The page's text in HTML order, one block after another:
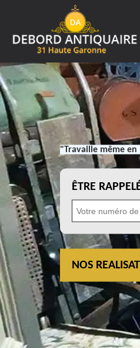
"Travaille même en
ÊTRE
NOS